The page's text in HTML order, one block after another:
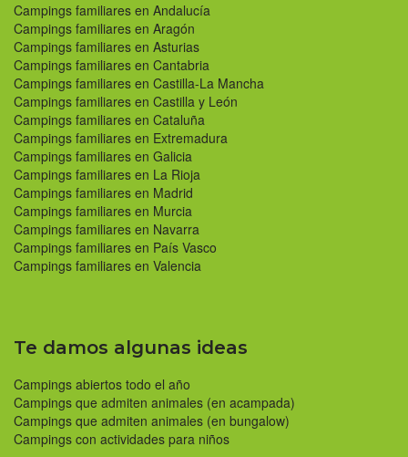
Campings familiares en Andalucía
Campings familiares en Aragón
Campings familiares en Asturias
Campings familiares en Cantabria
Campings familiares en Castilla-La Mancha
Campings familiares en Castilla y León
Campings familiares en Cataluña
Campings familiares en Extremadura
Campings familiares en Galicia
Campings familiares en La Rioja
Campings familiares en Madrid
Campings familiares en Murcia
Campings familiares en Navarra
Campings familiares en País Vasco
Campings familiares en Valencia
Te damos algunas ideas
Campings abiertos todo el año
Campings que admiten animales (en acampada)
Campings que admiten animales (en bungalow)
Campings con actividades para niños